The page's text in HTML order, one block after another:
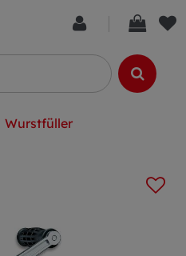
Wurstfüller